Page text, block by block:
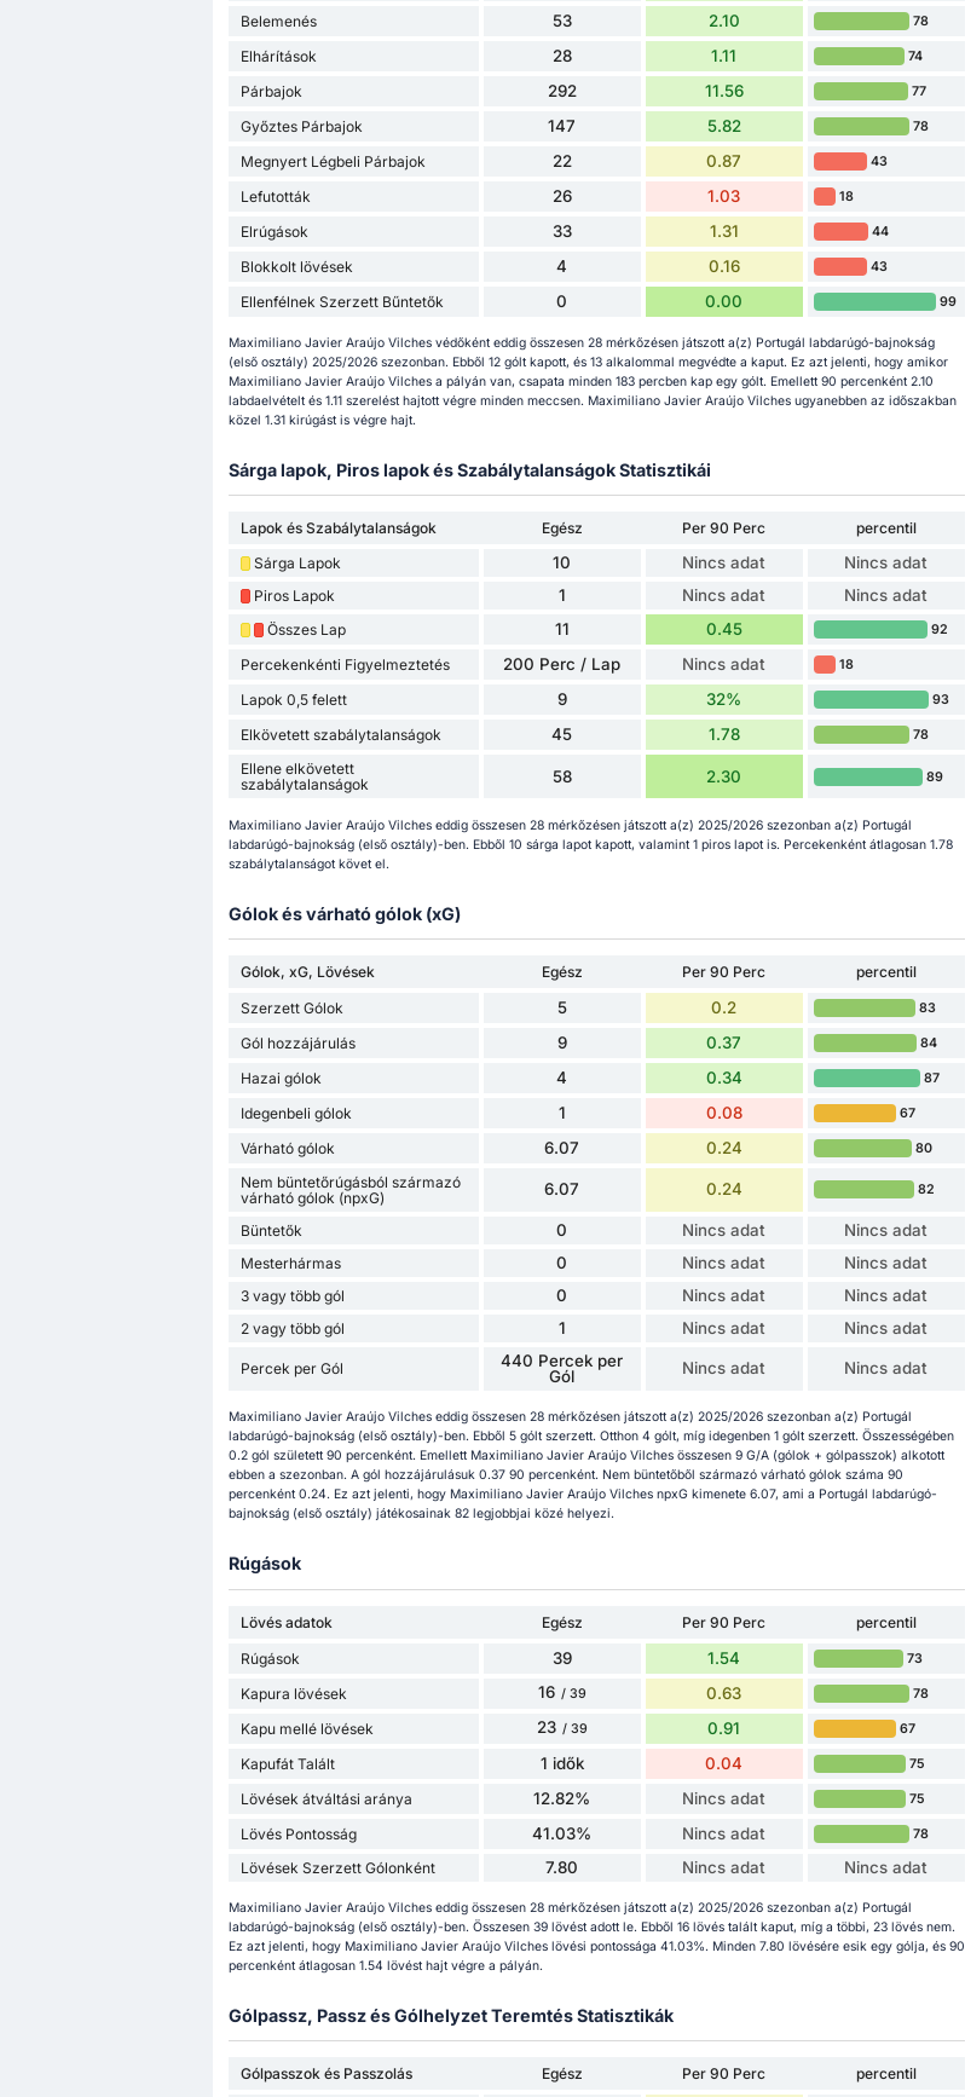
Belemenés 53 2.10 78
Elhárítások 28 1.11 74
Párbajok 292 11.56 77
Győztes Párbajok 147 5.82 78
Megnyert Légbeli Párbajok 22 0.87 43
Lefutották 26 1.03 18
Elrúgások 33 1.31 44
Blokkolt lövések 4 0.16 43
Ellenfélnek Szerzett Bűntetők 0 0.00 99
Maximiliano Javier Araújo Vilches védőként eddig összesen 28 mérkőzésen játszott a(z) Portugál labdarúgó-bajnokság
(első osztály) 2025/2026 szezonban. Ebből 12 gólt kapott, és 13 alkalommal megvédte a kaput. Ez azt jelenti, hogy amikor
Maximiliano Javier Araújo Vilches a pályán van, csapata minden 183 percben kap egy gólt. Emellett 90 percenként 2.10
labdaelvételt és 1.11 szerelést hajtott végre minden meccsen. Maximiliano Javier Araújo Vilches ugyanebben az időszakban
közel 1.31 kirúgást is végre hajt.
Sárga lapok, Piros lapok és Szabálytalanságok Statisztikái
Lapok és Szabálytalanságok Egész Per 90 Perc
percentil
Sárga Lapok
10 Nincs adat Nincs adat
Piros Lapok 1 Nincs adat Nincs adat
Összes Lap 11 0.45 92
Percekenkénti Figyelmeztetés 200 Perc / Lap Nincs adat 18
Lapok 0,5 felett 9 32% 93
Elkövetett szabálytalanságok 45 1.78 78
Ellene elkövetett
szabálytalanságok
58 2.30 89
Maximiliano Javier Araújo Vilches eddig összesen 28 mérkőzésen játszott a(z) 2025/2026 szezonban a(z) Portugál
labdarúgó-bajnokság (első osztály)-ben. Ebből 10 sárga lapot kapott, valamint 1 piros lapot is. Percekenként átlagosan 1.78
szabálytalanságot követ el.
Gólok és várható gólok (xG)
Gólok, xG, Lövések Egész Per 90 Perc
percentil
Szerzett Gólok
5 0.2 83
Gól hozzájárulás 9 0.37 84
Hazai gólok 4 0.34 87
Idegenbeli gólok 1 0.08 67
Várható gólok 6.07 0.24 80
Nem büntetőrúgásból származó
várható gólok (npxG)
6.07 0.24 82
Büntetők 0 Nincs adat Nincs adat
Mesterhármas 0 Nincs adat Nincs adat
3 vagy több gól 0 Nincs adat Nincs adat
2 vagy több gól 1 Nincs adat Nincs adat
Percek per Gól
440 Percek per
Gól
Nincs adat Nincs adat
Maximiliano Javier Araújo Vilches eddig összesen 28 mérkőzésen játszott a(z) 2025/2026 szezonban a(z) Portugál
labdarúgó-bajnokság (első osztály)-ben. Ebből 5 gólt szerzett. Otthon 4 gólt, míg idegenben 1 gólt szerzett. Összességében
0.2 gól született 90 percenként. Emellett Maximiliano Javier Araújo Vilches összesen 9 G/A (gólok + gólpasszok) alkotott
ebben a szezonban. A gól hozzájárulásuk 0.37 90 percenként. Nem büntetőből származó várható gólok száma 90
percenként 0.24. Ez azt jelenti, hogy Maximiliano Javier Araújo Vilches npxG kimenete 6.07, ami a Portugál labdarúgó-
bajnokság (első osztály) játékosainak 82 legjobbjai közé helyezi.
Rúgások
Lövés adatok Egész Per 90 Perc
percentil
Rúgások
39 1.54 73
Kapura lövések 16 / 39 0.63 78
Kapu mellé lövések 23 / 39 0.91 67
Kapufát Talált 1 idők 0.04 75
Lövések átváltási aránya 12.82% Nincs adat 75
Lövés Pontosság 41.03% Nincs adat 78
Lövések Szerzett Gólonként 7.80 Nincs adat Nincs adat
Maximiliano Javier Araújo Vilches eddig összesen 28 mérkőzésen játszott a(z) 2025/2026 szezonban a(z) Portugál
labdarúgó-bajnokság (első osztály)-ben. Összesen 39 lövést adott le. Ebből 16 lövés talált kaput, míg a többi, 23 lövés nem.
Ez azt jelenti, hogy Maximiliano Javier Araújo Vilches lövési pontossága 41.03%. Minden 7.80 lövésére esik egy gólja, és 90
percenként átlagosan 1.54 lövést hajt végre a pályán.
Gólpassz, Passz és Gólhelyzet Teremtés Statisztikák
Gólpasszok és Passzolás Egész Per 90 Perc percentil